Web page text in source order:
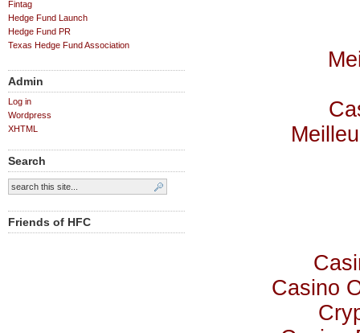
Fintag
Hedge Fund Launch
Hedge Fund PR
Texas Hedge Fund Association
Admin
Log in
Wordpress
XHTML
Search
Friends of HFC
Casino